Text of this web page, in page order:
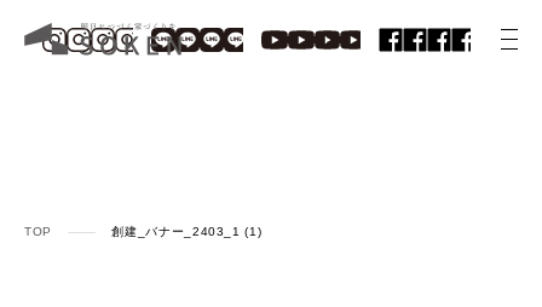
TOP 創建_バナー_2403_1 (1)